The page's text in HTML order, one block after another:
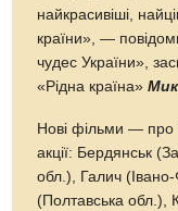
найкрасивіші,
країни», —
чудес України»,
«Рідна країна»
Нові фільми — про
акції: Бердянськ
обл.), Галич
(Полтавська обл.),